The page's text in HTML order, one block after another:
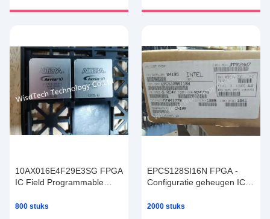
10AX016E4F29E3SG FPGA
IC Field Programmable
FPGA
800 stuks
EPCS128SI16N FPGA -
Configuratie geheugen IC -
128Mb 40 MHz
2000 stuks